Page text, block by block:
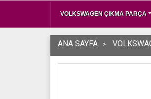
VOLKSWAGEN ÇIKMA PARÇA
ANA SAYFA